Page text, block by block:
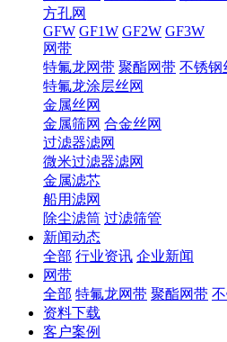
方孔网
GFW GF1W GF2W GF3W
网带
特氟龙网带 聚酯网带 不锈钢
特氟龙涂层丝网
金属丝网
金属筛网 合金丝网
过滤器滤网
微米过滤器滤网
金属滤芯
船用滤网
除尘滤筒 过滤筛管
新闻动态
全部 行业资讯 企业新闻
网带
全部 特氟龙网带 聚酯网带
资料下载
客户案例